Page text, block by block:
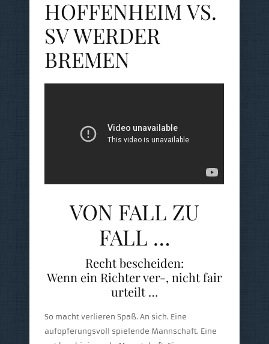
HOFFENHEIM VS.
SV WERDER
BREMEN
VON FALL ZU
FALL …
Recht bescheiden:
Wenn ein Richter ver-, nicht fair
urteilt …
So macht verlieren Spaß. An sich. Eine
aufopferungsvoll spielende Mannschaft. Eine